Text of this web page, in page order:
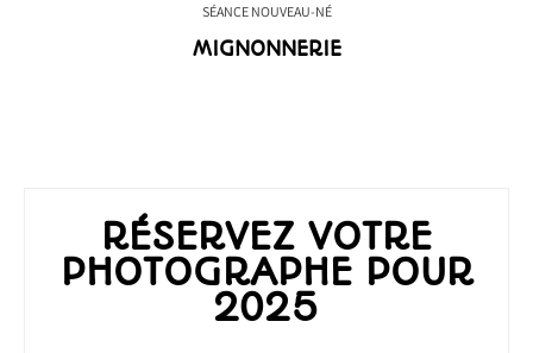
SÉANCE NOUVEAU-NÉ
MIGNONNERIE
RÉSERVEZ VOTRE
PHOTOGRAPHE POUR
2025